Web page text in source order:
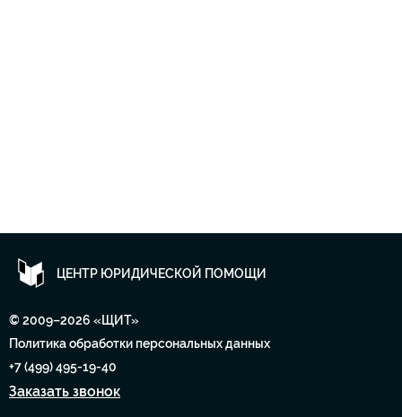
ЦЕНТР ЮРИДИЧЕСКОЙ ПОМОЩИ
© 2009–2026 «ЩИТ»
Политика обработки персональных данных
+7 (499) 495-19-40
Заказать звонок